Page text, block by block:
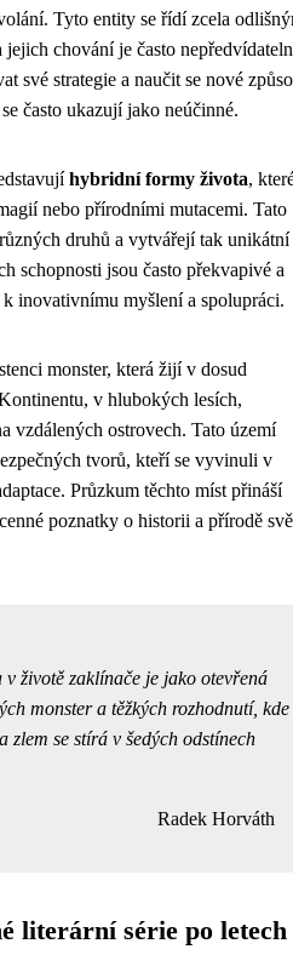
Tyto entity se řídí zcela
chování je často
své strategie a naučit se nové
často ukazují jako neúčinné.
hybridní formy života,
nebo přírodními mutacemi. Tato
druhů a vytvářejí tak unikátní
schopnosti jsou často překvapivé a
inovativnímu myšlení a spolupráci.
monster, která žijí v dosud
v hlubokých lesích,
vzdálených ostrovech. Tato území
tvorů, kteří se vyvinuli v
Průzkum těchto míst přináší
poznatky o historii a přírodě
životě zaklínače je jako otevřená
monster a těžkých rozhodnutí, kde
zlem se stírá v šedých odstínech
Radek Horváth
literární série po letech